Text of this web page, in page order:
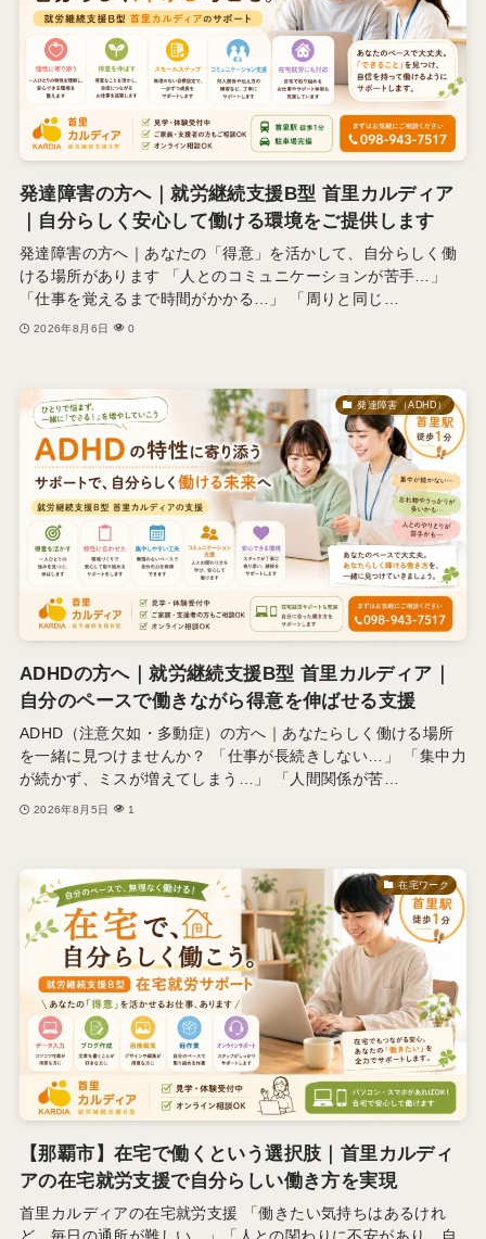
発達障害の方へ｜就労継続支援B型 首里カルディア
｜自分らしく安心して働ける環境をご提供します
発達障害の方へ｜あなたの「得意」を活かして、自分らしく働
ける場所があります 「人とのコミュニケーションが苦手…」
「仕事を覚えるまで時間がかかる…」 「周りと同じ…
2026年8月6日 0
発達障害（ADHD）
ADHDの方へ｜就労継続支援B型 首里カルディア｜
自分のペースで働きながら得意を伸ばせる支援
ADHD（注意欠如・多動症）の方へ｜あなたらしく働ける場所
を一緒に見つけませんか？ 「仕事が長続きしない…」 「集中力
が続かず、ミスが増えてしまう…」 「人間関係が苦…
2026年8月5日 1
在宅ワーク
【那覇市】在宅で働くという選択肢｜首里カルディ
アの在宅就労支援で自分らしい働き方を実現
首里カルディアの在宅就労支援 「働きたい気持ちはあるけれ